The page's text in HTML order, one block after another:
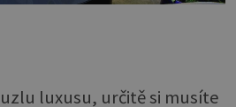
luxusu, určitě si musíte